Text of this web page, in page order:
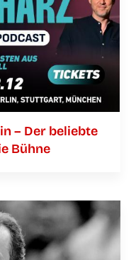
– Der belieb­te
Bühne